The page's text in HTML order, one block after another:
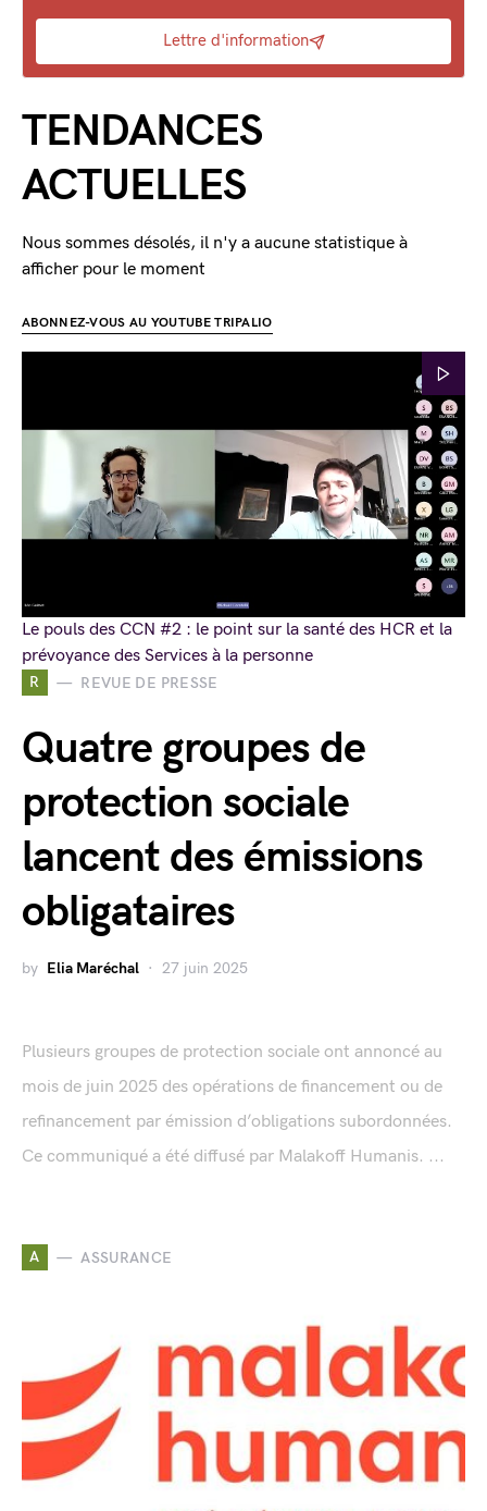
R REVUE DE PRESSE
Quatre groupes de
protection sociale
lancent des émissions
obligataires
by Elia Maréchal 27 juin 2025
Plusieurs groupes de protection sociale ont annoncé au
mois de juin 2025 des opérations de financement ou de
refinancement par émission d’obligations subordonnées.
Ce communiqué a été diffusé par Malakoff Humanis. ...
A ASSURANCE
Lettre d'information
TENDANCES
ACTUELLES
Nous sommes désolés, il n'y a aucune statistique à
afficher pour le moment
ABONNEZ-VOUS AU YOUTUBE TRIPALIO
Le pouls des CCN #2 : le point sur la santé des HCR et la
prévoyance des Services à la personne